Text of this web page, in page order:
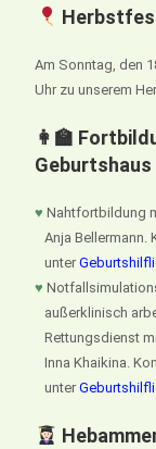
Am Sonntag, den
Uhr zu unserem
👩‍🏫
Geburtshaus
♥ Nahtfortbildung
Anja Bellermann.
unter
♥
außerklinisch
Rettungsdienst
Inna Khaikina.
unter